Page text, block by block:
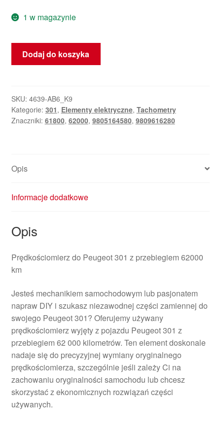
1 w magazynie
ilość
Prędkościomierz
62000
km
9805164580
Dodaj do koszyka
SKU: 4639-AB6_K9
Kategorie: 301, Elementy elektryczne, Tachometry
Znaczniki: 61800, 62000, 9805164580, 9809616280
Opis
Informacje dodatkowe
Opis
Prędkościomierz do Peugeot 301 z przebiegiem 62000
km
Jesteś mechanikiem samochodowym lub pasjonatem
napraw DIY i szukasz niezawodnej części zamiennej do
swojego Peugeot 301? Oferujemy używany
prędkościomierz wyjęty z pojazdu Peugeot 301 z
przebiegiem 62 000 kilometrów. Ten element doskonale
nadaje się do precyzyjnej wymiany oryginalnego
prędkościomierza, szczególnie jeśli zależy Ci na
zachowaniu oryginalności samochodu lub chcesz
skorzystać z ekonomicznych rozwiązań części
używanych.